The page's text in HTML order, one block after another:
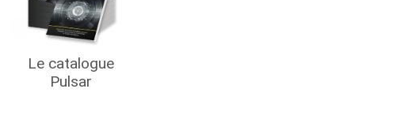
Le catalogue
Pulsar